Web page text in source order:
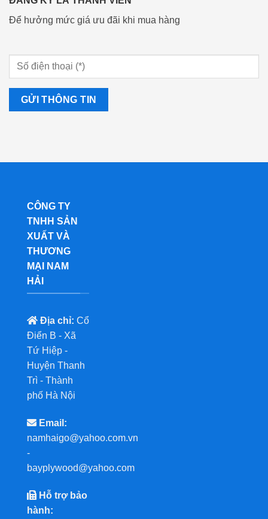
Để hưởng mức giá ưu đãi khi mua hàng
CÔNG TY
TNHH SẢN
XUẤT VÀ
THƯƠNG
MẠI NAM
HẢI
Địa chỉ: Cổ
Điển B - Xã
Tứ Hiệp -
Huyện Thanh
Trì - Thành
phố Hà Nội
Email:
namhaigo@yahoo.com.vn
-
bayplywood@yahoo.com
Hỗ trợ bảo
hành: